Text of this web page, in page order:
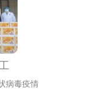
病毒疫情